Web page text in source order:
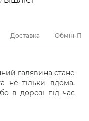
Доставка Обмін-
галявина стане
не тільки вдома,
в дорозі під час